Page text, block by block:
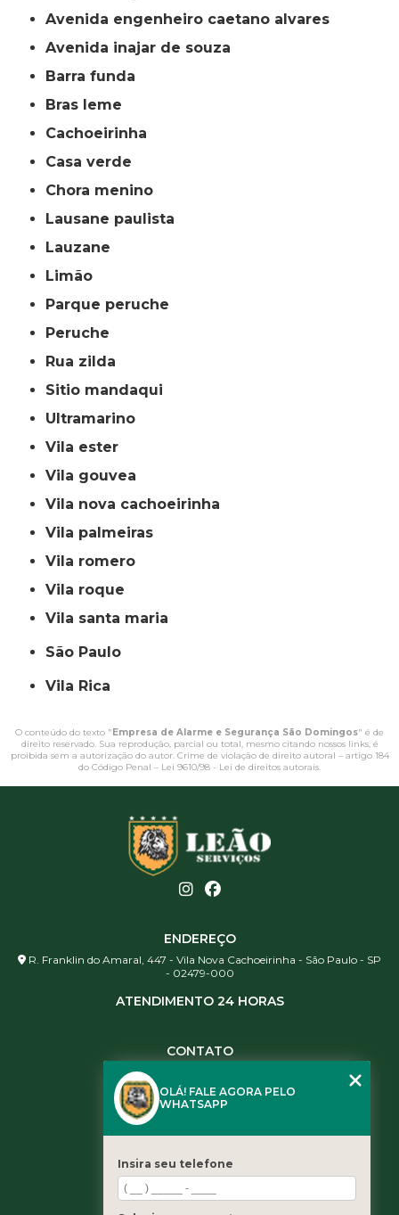
avenida engenheiro caetano alvares
avenida inajar de souza
barra funda
bras leme
cachoeirinha
casa verde
chora menino
lausane paulista
lauzane
limão
parque peruche
peruche
rua zilda
sitio mandaqui
ultramarino
vila ester
vila gouvea
vila nova cachoeirinha
vila palmeiras
vila romero
vila roque
vila santa maria
São Paulo
Vila Rica
O conteúdo do texto "Empresa de Alarme e Segurança São Domingos" é de
direito reservado. Sua reprodução, parcial ou total, mesmo citando nossos links, é
proibida sem a autorização do autor. Crime de violação de direito autoral – artigo 184
do Código Penal – Lei 9610/98 - Lei de direitos autorais.
ENDEREÇO
R. Franklin do Amaral, 447 - Vila Nova Cachoeirinha - São Paulo - SP
- 02479-000
ATENDIMENTO 24 HORAS
CONTATO
(11) 3461-5871
contato@leaoservicos.com.br
Home
OLÁ! FALE AGORA PELO
WHATSAPP
Insira seu telefone